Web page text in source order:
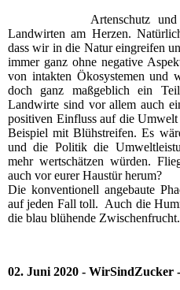
Artenschutz
Landwirten am Herzen.
dass wir in die Natur eingreifen
immer ganz ohne negative
von intakten Ökosystemen und
doch ganz maßgeblich ein
Landwirte sind vor allem auch
positiven Einfluss auf die
Beispiel mit Blühstreifen. Es
und die Politik die
mehr wertschätzen würden.
auch vor eurer Haustür herum?
Die konventionell angebaute
auf jeden Fall toll. Auch die
die blau blühende Zwischenfrucht.
02. Juni 2020 - WirSindZucker